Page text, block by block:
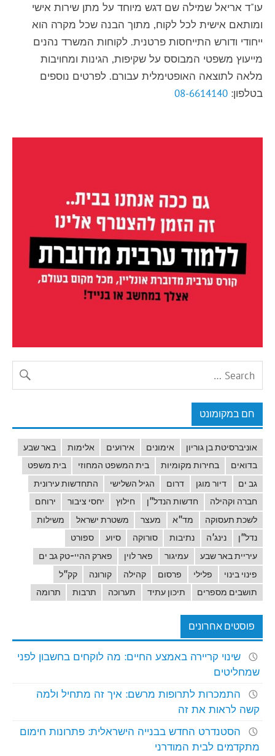
עו"ד אריאל שמילה שם דגש מיוחד על מתן שירות אישי
ומותאם אישית לכל לקוח, מתוך הבנה שכל מקרה הוא
ייחודי ודורש התייחסות פרטנית. לקוחות המשרד נהנים
מייעוץ משפטי המבוסס על שקיפות, הגינות ומחויבות
מלאה לתוצאה האופטימלית עבורם. לפרטים נוספים
בטלפון: 08-6614140
חם במקומונט
אוניברסיטת בן גוריון אימונים אירועים אלימות
באר שבע
בדואים
בחירות מקומיות בית המשפט המחוזי
בית משפט
גב ים
דיור מוגן דרום הגיל השלישי
התחדשות עירונית
חברה וקהילה
חדשות הנדל"ן חילוץ יחסי ציבור
ירוחם
לשכת תעסוקה
מד"א מעצר משטרת ישראל
משילות
נדל"ן
נינג'ה נתיבות סורוקה סיוע
ספורט
עיריית באר שבע
עמיגור פאר לוין
פארק ההיי-טק גב ים
פינוי בינוי
פלילי פרסום קהילה קורונה
קק"ל
תושבים מספרים
תיכון עתיד תערוכה תרבות תרומה
פוסטים אחרונים
שינוי קריירה באמצע החיים: מה לוקחים בחשבון לפני
שמחליטים
התמכרות לתרופות מרשם: איך זה מתחיל ולמה
קשה לראות את זה
הסטנדרט החדש בבנייה הישראלית: פתרונות חימום
מתקדמים לבית המודרני